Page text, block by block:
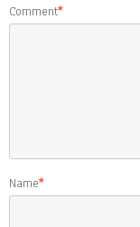
Comment*
Name*